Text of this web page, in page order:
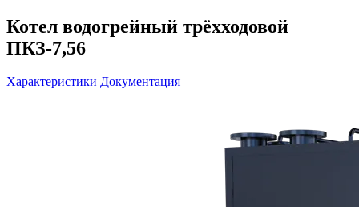
Котел водогрейный трёхходовой
ПКЗ-7,56
Характеристики Документация